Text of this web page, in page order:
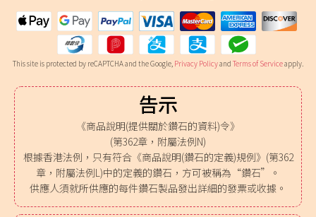
This site is protected by reCAPTCHA and the Google, Privacy Policyand Terms of Serviceapply.
告示
《商品說明(提供關於鑽石的資料)令》
(第362章，附屬法例N)
根據香港法例，只有符合《商品說明(鑽石的定義)規例》(第362
章，附屬法例L)中的定義的鑽石，方可被稱為“鑽石”。
供應人須就所供應的每件鑽石製品發出詳細的發票或收據。